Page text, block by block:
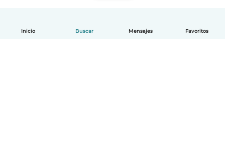
Inicio Buscar Mensajes Favoritos